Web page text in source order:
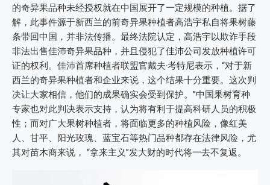
的奇异果品种未经授权就在中国展开了一定规模的种植。据了
解，此事件源于新西兰的前奇异果种植者高浩宇私自将果树藤
条带回中国，并非法传播。最终法院认定，高浩宇以欺诈手段
非法出售佳沛奇异果品种，并且侵犯了佳沛公司发放种植许可
证的权利。佳沛首席种植者联盟官戴夫·考特尼表示，“对于新
西兰的奇异果种植者和企业来说，这个结果十分重要。这次判
决让大家相信，他们的成果确实会受到保护。”中国果树育种
专家也对此判决表示支持，认为将有利于提高科研人员的积极
性；而对广大果树种植者，将面临更多的种植风险，像红美
人、甘平、阳光玫瑰、蓝宝石等热门品种都存在法律风险，尤
其对苗木商来说， “拿来主义”发大财的时代将一去不复返。